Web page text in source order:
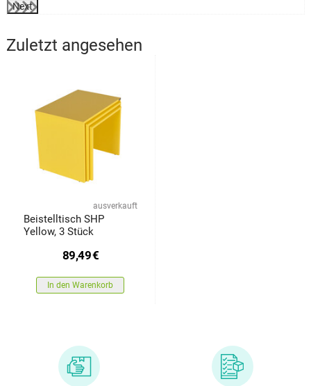
Next
Zuletzt angesehen
ausverkauft
Beistelltisch SHP
Yellow, 3 Stück
89,49€
In den Warenkorb